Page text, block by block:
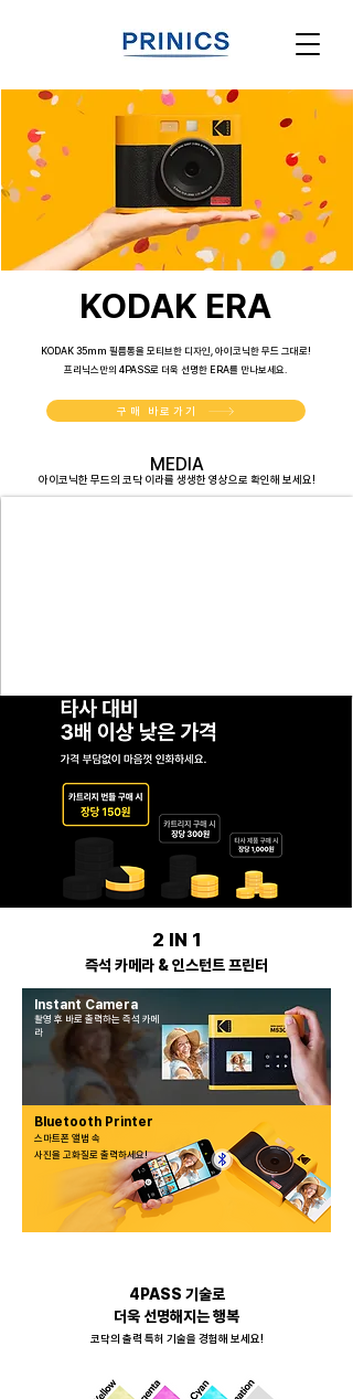
KODAK ERA
KODAK 35mm 필름통을 모티브한 디자인 , 아이코닉한 무드 그대로!
프리닉스만의 4PASS로 더욱 선명한 ERA를 만나보세요.
구매 바로가기
MEDIA
아이코닉한 무드의 코닥 이라를 생생한 영상으로 확인해 보세요!
2 IN 1
즉석 카메라 & 인스턴트 프린터
Instant Camera
촬영 후 바로 출력하는 즉석 카메
라
Bluetooth Printer
스마트폰 앨범 속
​사진을 고화질로 출력하세요!
4PASS 기술로
더욱 선명해지는 행복
​코닥의 출력 특허 기술을 경험해 보세요!